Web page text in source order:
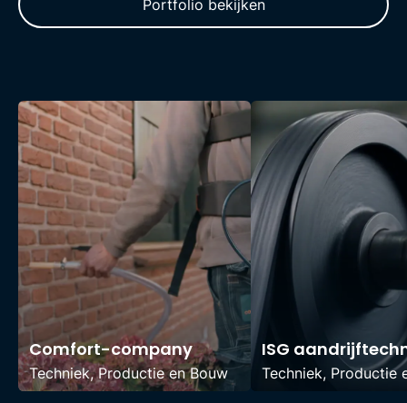
Portfolio bekijken
Comfort-company
Techniek, Productie en Bouw
ISG
Techniek, Productie